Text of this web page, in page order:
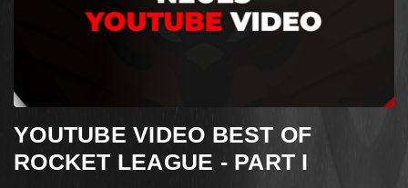
YOUTUBE VIDEO BEST OF
ROCKET LEAGUE - PART I